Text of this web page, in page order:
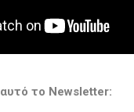
το Newsletter: